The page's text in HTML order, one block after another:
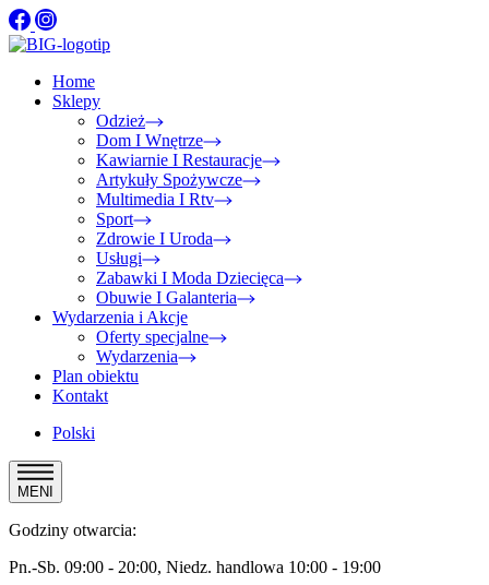
Home
Sklepy
Odzież
Dom I Wnętrze
Kawiarnie I Restauracje
Artykuły Spożywcze
Multimedia I Rtv
Sport
Zdrowie I Uroda
Usługi
Zabawki I Moda Dziecięca
Obuwie I Galanteria
Wydarzenia i Akcje
Oferty specjalne
Wydarzenia
Plan obiektu
Kontakt
Polski
MENI
Godziny otwarcia:
Pn.-Sb. 09:00 - 20:00, Niedz. handlowa 10:00 - 19:00